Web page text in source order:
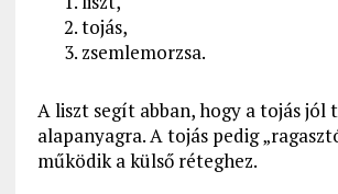
tojás,
zsemlemorzsa.
A liszt segít abban, hogy a tojás jól
alapanyagra. A tojás pedig
működik a külső réteghez.